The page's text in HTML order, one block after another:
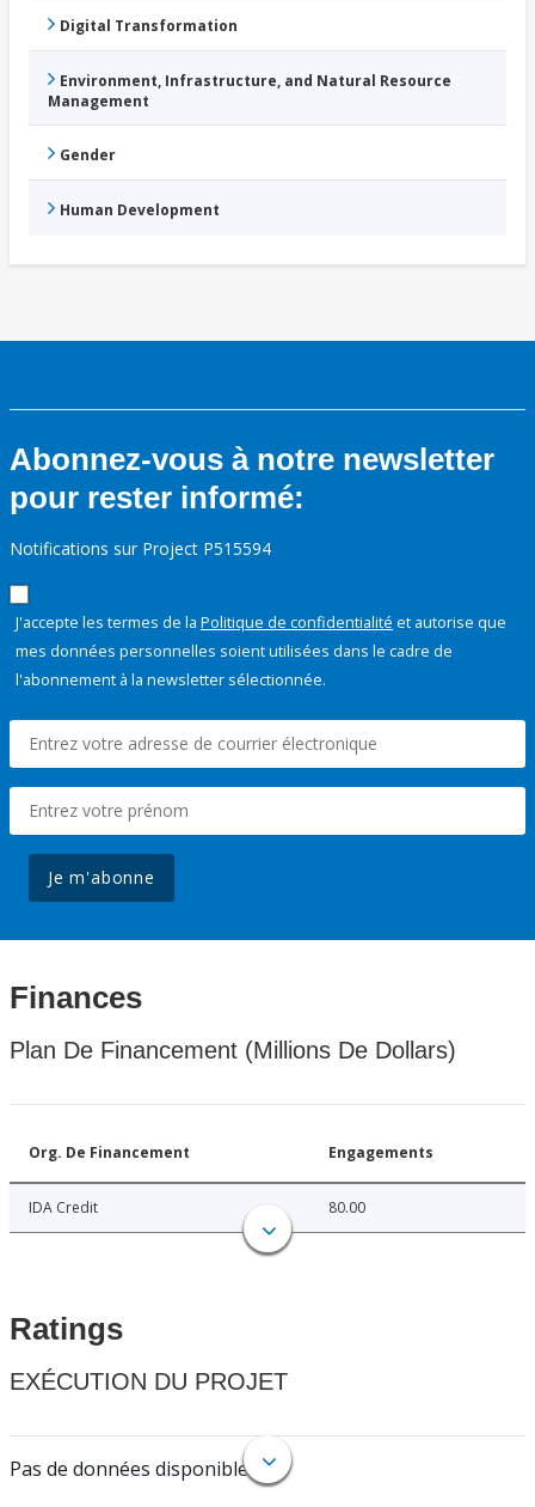
Digital Transformation
Environment, Infrastructure, and Natural Resource
Management
Gender
Human Development
Abonnez-vous à notre newsletter
pour rester informé:
Notifications sur Project P515594
J'accepte les termes de la Politique de confidentialité et autorise que
mes données personnelles soient utilisées dans le cadre de
l'abonnement à la newsletter sélectionnée.
Je m'abonne
Finances
Plan De Financement (Millions De Dollars)
Org. De Financement Engagements
IDA Credit 80.00
Ratings
EXÉCUTION DU PROJET
Pas de données disponibles.